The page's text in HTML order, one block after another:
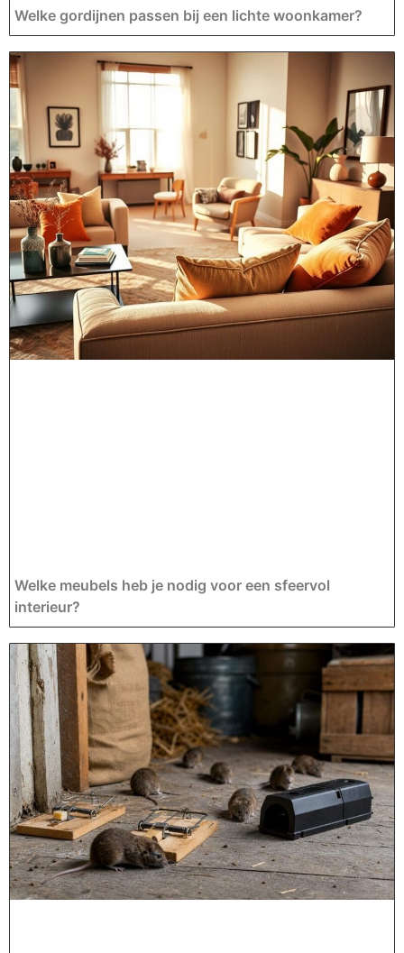
Welke gordijnen passen bij een lichte woonkamer?
Welke meubels heb je nodig voor een sfeervol
interieur?